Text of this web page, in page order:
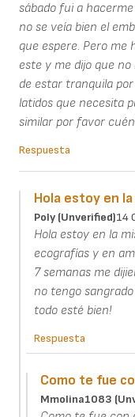
sábado fui a
no se veía bien el
que espere. Pero
este y me dijo que
de estar tranquila
latidos que necesita
similar por favor
Respuesta
Hola estoy en la
Poly (unverified)14
Hola estoy en la
ecografías y en
7 semanas me
no tengo
todo esté bien!
Respuesta
Como te fue
Mmolina1083